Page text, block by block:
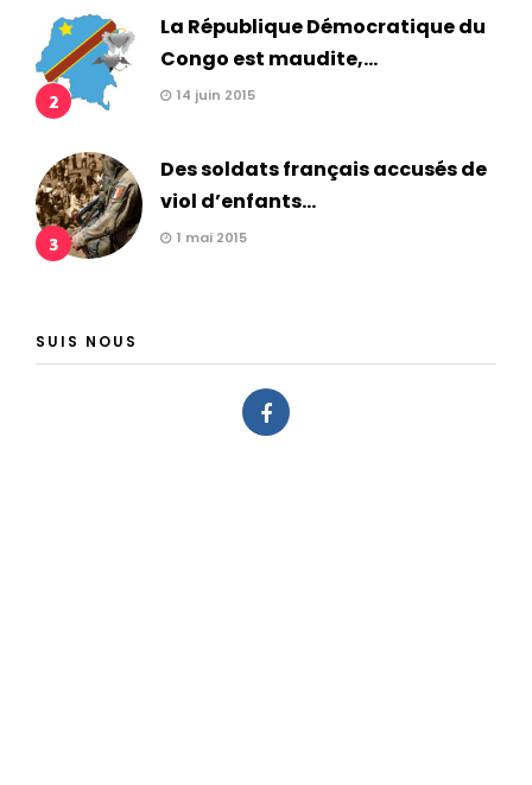
2
La République Démocratique du
Congo est maudite,...
14 juin 2015
3
Des soldats français accusés de
viol d’enfants...
1 mai 2015
SUIS NOUS